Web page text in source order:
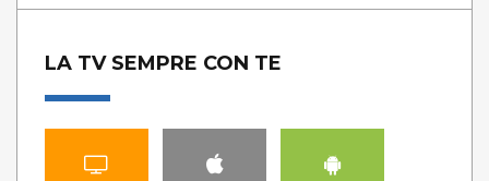
LA TV SEMPRE CON TE